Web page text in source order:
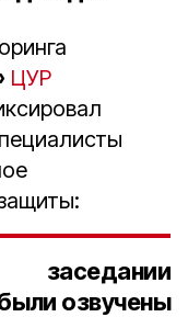
ЦУР
озвучены